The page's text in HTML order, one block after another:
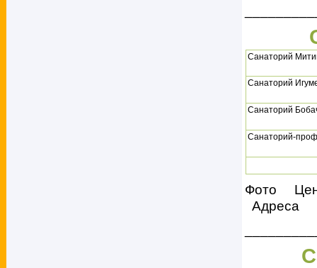
Санаторий
Санаторий
Санаторий
Санаторий-
Фото